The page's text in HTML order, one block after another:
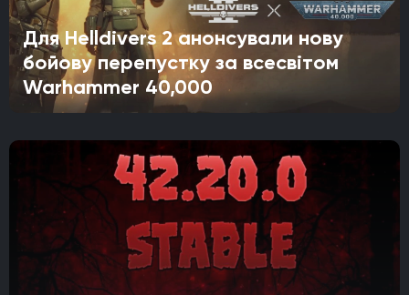
Для Helldivers 2 анонсували нову
бойову перепустку за всесвітом
Warhammer 40,000